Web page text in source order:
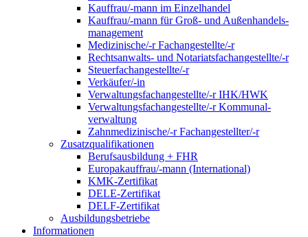
Kauffrau/-mann im Einzelhandel
Kauffrau/-mann für Groß- und Außen­handels­
manage­ment
Medizinische/-r Fachangestellte/-r
Rechtsanwalts- und Notariatsfachangestellte/-r
Steuerfachangestellte/-r
Verkäufer/-in
Verwaltungs­fach­angestellte/-r IHK/HWK
Verwaltungsfach­angestellte/-r Kommunal­
verwaltung
Zahnmedizinische/-r Fachangestellter/-r
Zusatzqualifikationen
Berufsausbildung + FHR
Europakauffrau/-mann (International)
KMK-Zertifikat
DELE-Zertifikat
DELF-Zertifikat
Ausbildungsbetriebe
Informationen